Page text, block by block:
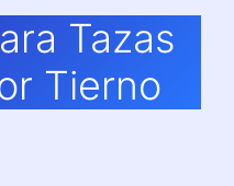
Tazas
Tierno